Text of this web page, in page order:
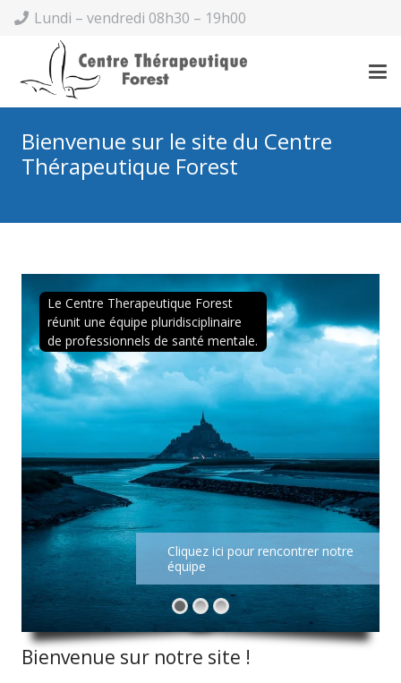
Lundi – vendredi 08h30 – 19h00
Bienvenue sur le site du Centre
Thérapeutique Forest
Le Centre Therapeutique Forest
réunit une équipe pluridisciplinaire
de professionnels de santé mentale.
Cliquez ici pour rencontrer notre
équipe
Bienvenue sur notre site !